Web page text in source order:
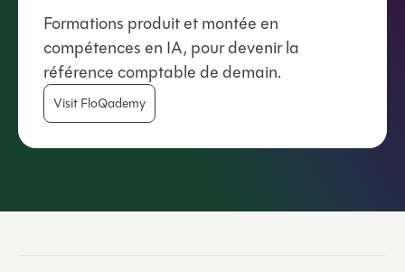
Formations produit et montée en
compétences en IA, pour devenir la
référence comptable de demain.
Visit FloQademy